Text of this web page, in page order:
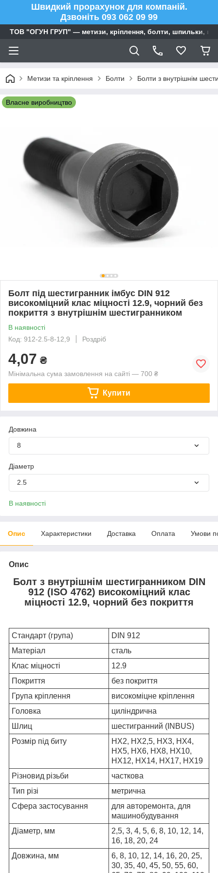
Швидкий прорахунок для компаній.
Дзвоніть 093 062 09 99
ТОВ "ОГУН ГРУП" — метизи, кріплення, болти, шпильки,
Метизи та кріплення Болти Болти з внутрішнім
Власне виробництво
Болт під шестигранник імбус DIN 912
високоміцний клас міцності 12.9, чорний без
покриття з внутрішнім шестигранником
В наявності
Код: 912-2.5-8-12,9
Роздріб
4,07 ₴
Мінімальна сума замовлення на сайті — 700 ₴
Купити
Довжина
8
Діаметр
2.5
В наявності
Опис Характеристики Доставка Оплата Умови
Опис
Болт з внутрішнім шестигранником DIN
912 (ISO 4762) високоміцний клас
міцності 12.9, чорний без покриття
Стандарт (група)
DIN 912
Матеріал
сталь
Клас міцності
12.9
Покриття
без покриття
Група кріплення
високоміцне кріплення
Головка
циліндрична
Шлиц
шестигранний (INBUS)
Розмір під биту
HX2, HX2,5, HX3, HX4,
HX5, HX6, HX8, HX10,
HX12, HX14, HX17, HX19
Різновид різьби
часткова
Тип різі
метрична
Сфера застосування
для авторемонта, для
машинобудування
Діаметр, мм
2,5, 3, 4, 5, 6, 8, 10, 12, 14,
16, 18, 20, 24
Довжина, мм
6, 8, 10, 12, 14, 16, 20, 25,
30, 35, 40, 45, 50, 55, 60,